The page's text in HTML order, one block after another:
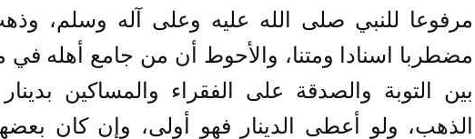
مرفوعا للنبي صلى الله عليه وعلى آله وسلم،
مضطربا اسنادا ومتنا، والأحوط أن من جامع أهله
بين التوبة والصدقة على الفقراء والمساكين
الذهب، ولو أعطى الدينار فهو أولى، وإن كان